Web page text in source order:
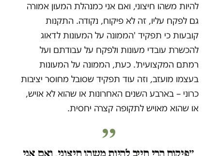
להיות משהו חיצוני, ואם אני כמנהלת המעון אמורה
גם לפקח עליו, זה לא פיקוח, נקודה. התקנות
קובעות כי תפקיד 'הממונה על המעונות לדאוג
להכשרת עובדי מעונות ולפקח על עבודתם ועל
רמתם המקצועית'. כעת, הממונה על המעונות
בעצמו מועזב, וזה עוד תפקיד שסובל מחוסר יציבות
כרוני – בארבע השנים האחרונות או שהוא לא אויש,
או שהוא מאויש לתקופה קצרה יחסית.